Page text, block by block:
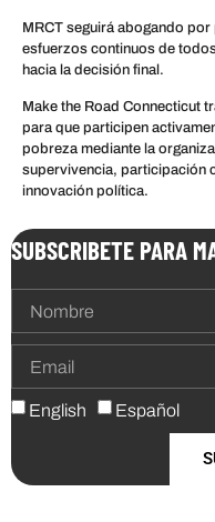
MRCT seguirá abogando
esfuerzos continuos de
hacia la decisión final.
Make the Road Connecticut
para que participen
pobreza mediante la
supervivencia, participación
innovación política.
SUBSCRIBETE PARA
English Español